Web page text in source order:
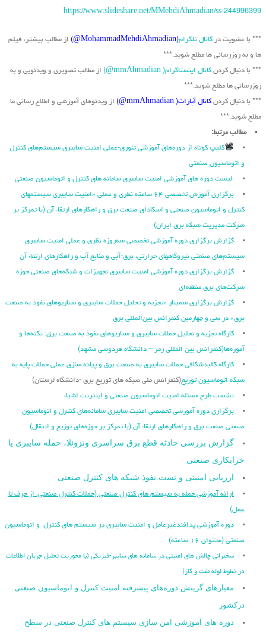
https://www.slideshare.net/MMehdiAhmadian/ss-244996399
*** با عضویت در کانال تلگرام(MohammadMehdiAhmadian@)
از مطالب بیشتر، فیلم
ها و به روزرسانی ها مطلع شوید.***
*** با دنبال کردن کانال اینستاگرام( mmAhmadian@)
از مطالب تصویری و ویدئویی و به
روزرسانی ها مطلع شوید.***
*** با دنبال کردن کانال آپارات( mmAhmadian@)
از ویدئوهای آموزشی و اطلاع رسانی ما
مطلع شوید.***
مطالب مرتبط:
کلیپ کوتاه از دوره‌های آموزشی تئوری-عملی امنیت سایبری سیستم‌های کنترل
و اتوماسیون صنعتی
لیست دوره های آموزشی امنیت سایبری سامانه های کنترل و اتوماسیون صنعتی
برگزاری آموزش تخصصی ۶۴ ساعته نظری و عملی «امنیت سایبری سیستمهای
کنترل و اتوماسیون صنعتی و اسکادای صنعت برق و راهکارهای ارتقاء آن (با تمرکز بر
شرکت مدیریت شبکه برق ایران)
گزارش برگزاری دوره آموزشی تخصصی سه‌روزه نظری و عملی امنیت سایبری
سیستم‌های صنعتی نیروگاه‏های حرارتی، برق‏-آبی و منابع آب و راهکارهای ارتقاء آن
گزارش برگزاری دوره آموزشی امنیت سایبری تجهیزات و شبکه‌های صنعتی حوزه
شرکت‌های برق منطقه‌ای
گزارش برگزاری سمینار «تجزیه ‌و تحلیل حملات سایبری و سناریو‌های نفوذ به صنعت
برق» در سی و چهارمین کنفرانس بین‌المللی برق
کارگاه تجزیه و تحلیل حملات سایبری و سناریوهای نفوذ به صنعت برق: نکته‌ها و
آموزه‌ها(کنفرانس بین المللی رمز – دانشگاه فردوسی مشهد)
کارگاه کالبدشکافی حملات سایبری به صنعت برق و پیاده سازی عملی حملات پایه به
شبکه اتوماسیون توزیع(کنفرانس ملی شبکه های توزیع برق -دانشگاه لرستان)
نشست طرح مسئله امنیت اتوماسیون صنعتی و اینترنت اشیاء
برگزاری دوره آموزشی تخصصی امنیت سایبری سامانه‌های کنترل و اتوماسیون
صنعتی صنعت برق و راهکارهای ارتقاء آن (با تمرکز بر حوزه‌های توزیع و انتقال)
گزارش بررسی حادثه قطع برق سراسری ونزوئلا، حمله سایبری یا
خرابکاری صنعتی
ارزیابی امنیتی و تست نفوذ شبکه های کنترل صنعتی
ارائه آموزشی حمله به سیستم های کنترل صنعتی (حملات کنترل صنعتی، از حرف تا
عمل)
دوره آموزشی پدافندغیرعامل و امنیت سایبری در سیستم های کنترل و اتوماسیون
صنعتی (محتوای ۱۶ ساعته)
سخنرانی چالش های امنیتی در سامانه های سایبر-فیزیکی (با محوریت تحلیل جریان اطلاعات
در خطوط لوله نفت و گاز)
معیارهای گزینش دوره‌های پیشرفته امنیت کنترل و اتوماسیون صنعتی
درکشور
دوره های آموزشی امن سازی سیستم های کنترل صنعتی در سطح